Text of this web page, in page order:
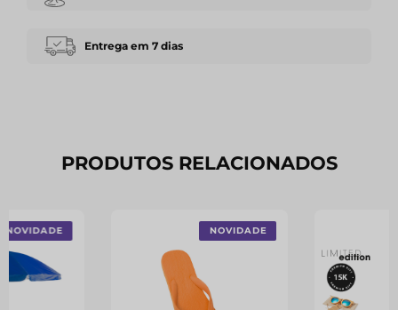
Entrega em 7 dias
PRODUTOS RELACIONADOS
NOVIDADE NOVIDADE